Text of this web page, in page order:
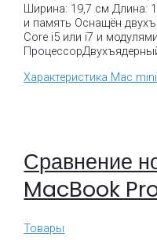
Ширина: 19,7 см Длина:
и память Оснащён
Core i5 или i7 и
Характеристика Mac
Сравнение
MacBook
Товары